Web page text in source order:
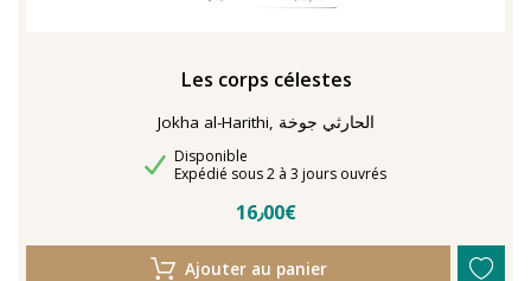
Les corps célestes
Jokha al-Harithi, الحارثي جوخة
Disponibilité
Disponible
Délais de livraison
Expédié sous 2 à 3 jours ouvrés
16٫00€
Ajouter au panier